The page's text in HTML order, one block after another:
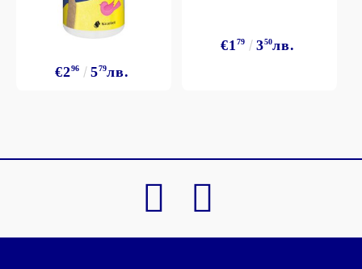
€296 579лв.
€179 350лв.